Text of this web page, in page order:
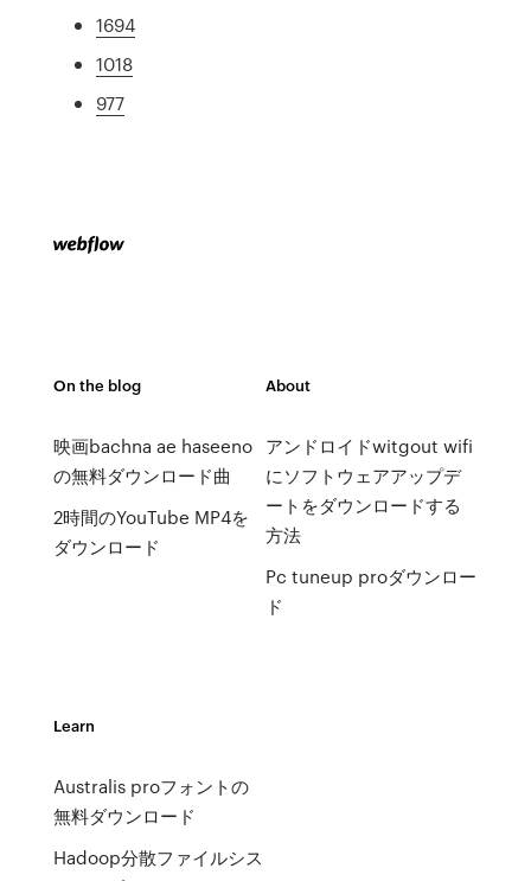
1694
1018
977
On the blog
映画bachna ae haseeno
の無料ダウンロード曲
2時間のYouTube MP4を
ダウンロード
About
アンドロイドwitgout wifi
にソフトウェアアップデ
ートをダウンロードする
方法
Pc tuneup proダウンロー
ド
Learn
Australis proフォントの
無料ダウンロード
Hadoop分散ファイルシス